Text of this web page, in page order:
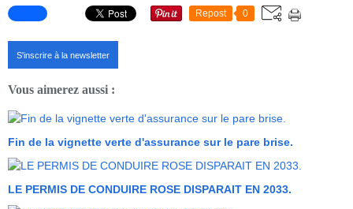
Repost 0
S'inscrire à la newsletter
Vous aimerez aussi :
Fin de la vignette verte d'assurance sur le pare brise.
LE PERMIS DE CONDUIRE ROSE DISPARAIT EN 2033.